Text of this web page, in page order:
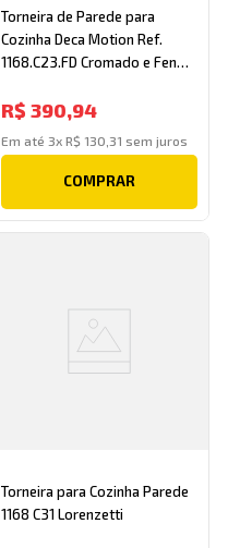
Torneira de Parede para
Cozinha Deca Motion Ref.
1168.C23.FD Cromado e Fendi
R$ 390,94
Em até 3x R$ 130 31 sem juros
COMPRAR
Torneira para Cozinha Parede
1168 C31 Lorenzetti